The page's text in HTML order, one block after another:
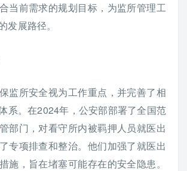
当前需求的规划目标，为监所管理工
发展路径。
监所安全视为工作重点，并完善了相
系。在2024年，公安部部署了全国范
部门，对看守所内被羁押人员就医出
专项排查和整治。他们加强了就医出
施，旨在堵塞可能存在的安全隐患。